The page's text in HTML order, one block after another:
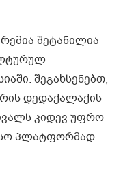
შეტანილია
შეგახსენებთ,
დედაქალაქის
კიდევ უფრო
პლატფორმად